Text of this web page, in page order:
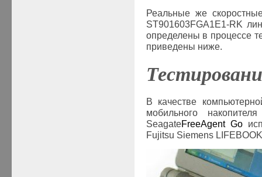
Реальные же
ST901603FGA1E1-RK
определены в процессе
приведены ниже.
В качестве
мобильного
SeagateFreeAgent Go
Fujitsu Siemens LIFEBOOK